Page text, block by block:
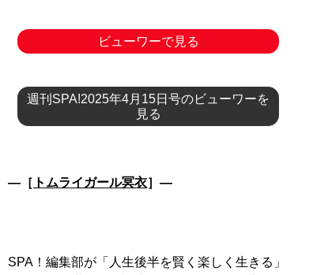
ビューワーで見る
週刊SPA!2025年4月15日号のビューワーを
見る
―［ トムライガール冥衣］―
SPA！編集部が「人生後半を賢く楽しく生きる」